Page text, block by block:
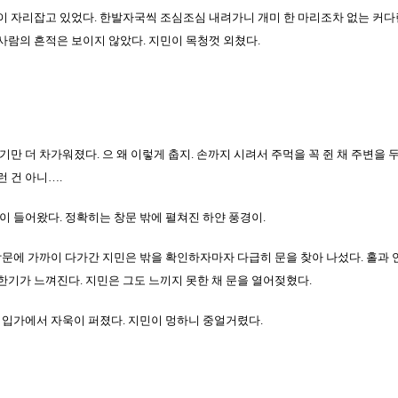
자리잡고 있었다. 한발자국씩 조심조심 내려가니 개미 한 마리조차 없는 커
람의 흔적은 보이지 않았다. 지민이 목청껏 외쳤다.
만 더 차가워졌다. 으 왜 이렇게 춥지. 손까지 시려서 주먹을 꼭 쥔 채 주변을
건 아니….
들어왔다. 정확히는 창문 밖에 펼쳐진 하얀 풍경이.
에 가까이 다가간 지민은 밖을 확인하자마자 다급히 문을 찾아 나섰다. 홀과
기가 느껴진다. 지민은 그도 느끼지 못한 채 문을 열어젖혔다.
가에서 자욱이 퍼졌다. 지민이 멍하니 중얼거렸다.